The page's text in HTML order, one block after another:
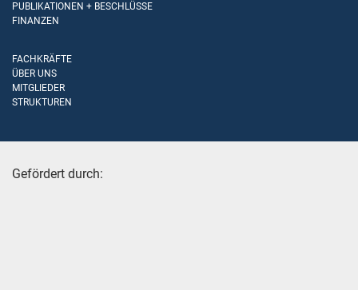
PUBLIKATIONEN + BESCHLÜSSE
FINANZEN
FACHKRÄFTE
ÜBER UNS
MITGLIEDER
STRUKTUREN
Gefördert durch: